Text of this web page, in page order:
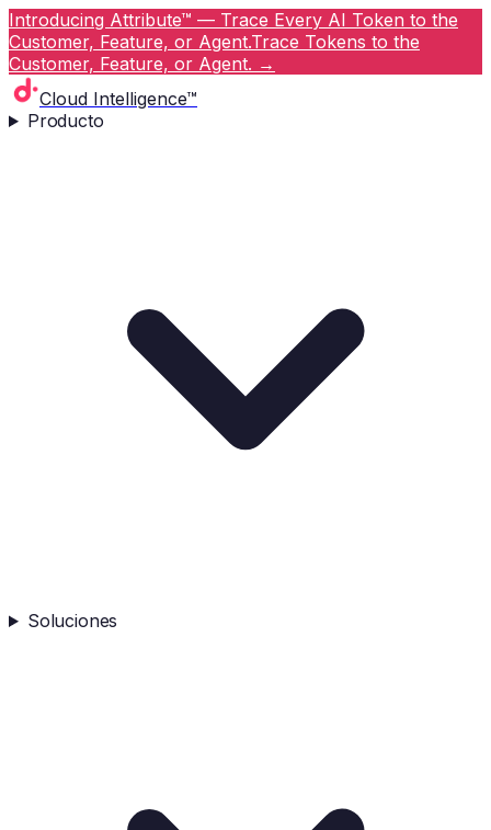
Introducing Attribute™ — Trace Every AI Token to the
Customer, Feature, or Agent.Trace Tokens to the
Customer, Feature, or Agent. →
Cloud Intelligence™
Producto
Soluciones